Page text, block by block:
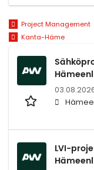
Project Management
Kanta-Häme
LVI-